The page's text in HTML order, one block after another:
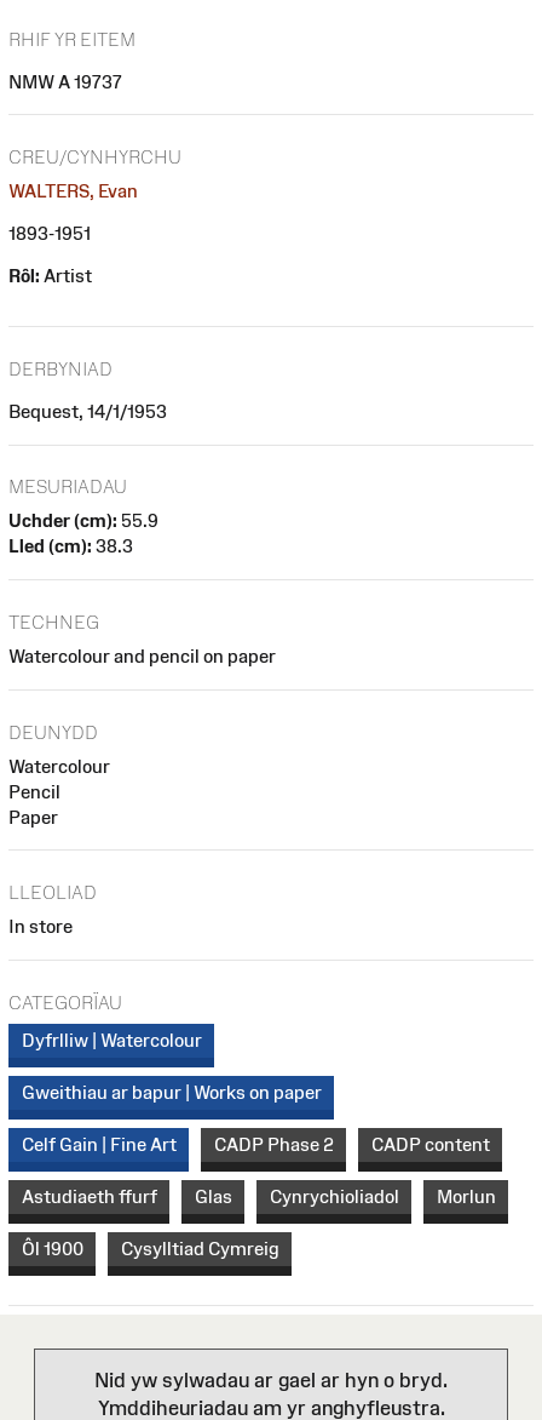
RHIF YR EITEM
NMW A 19737
CREU/CYNHYRCHU
WALTERS, Evan
1893-1951
Rôl: Artist
DERBYNIAD
Bequest, 14/1/1953
MESURIADAU
Uchder (cm): 55.9
Lled (cm): 38.3
TECHNEG
Watercolour and pencil on paper
DEUNYDD
Watercolour
Pencil
Paper
LLEOLIAD
In store
CATEGORÏAU
Dyfrlliw | Watercolour
Gweithiau ar bapur | Works on paper
Celf Gain | Fine Art CADP Phase 2 CADP content
Astudiaeth ffurf Glas Cynrychioliadol Morlun
Ôl 1900 Cysylltiad Cymreig
Nid yw sylwadau ar gael ar hyn o bryd.
Ymddiheuriadau am yr anghyfleustra.